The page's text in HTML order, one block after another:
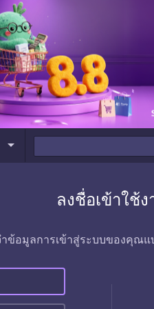
arrow_drop_down
ลงชื่อเข้าใช้ง
ข้อมูลการเข้าสู่ระบบของคุณแ